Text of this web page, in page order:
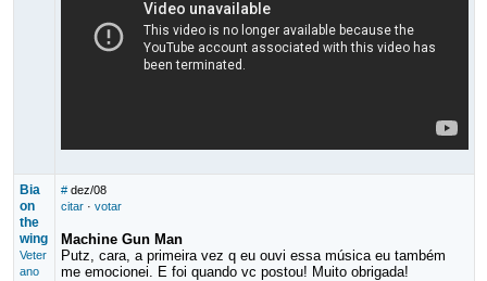
Bia
on
the
wing
Veter
ano
# dez/08
citar· votar
Machine Gun Man
Putz, cara, a primeira vez q eu ouvi essa música eu também
me emocionei. E foi quando vc postou! Muito obrigada!